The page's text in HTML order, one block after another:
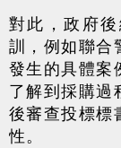
對此，政府
訓，例如聯合
發生的具體案
了解到採購過
後審查投標標
性。